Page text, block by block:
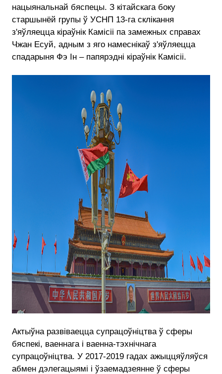
нацыянальнай бяспецы. З кітайскага боку
старшынёй групы ў УСНП 13-га склікання
з'яўляецца кіраўнік Камісіі па замежных справах
Чжан Есуй, адным з яго намеснікаў з'яўляецца
спадарыня Фэ Ін – папярэдні кіраўнік Камісіі.
Актыўна развіваецца супрацоўніцтва ў сферы
бяспекі, ваеннага і ваенна-тэхнічнага
супрацоўніцтва. У 2017-2019 гадах ажыццяўляўся
абмен дэлегацыямі і ўзаемадзеянне ў сферы